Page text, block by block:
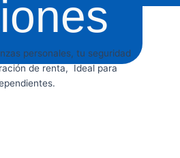
personales, tu seguridad
de renta, Ideal para